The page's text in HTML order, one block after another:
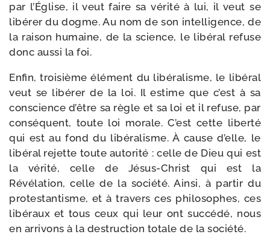
par l’Église, il veut faire sa véri­té à lui, il veut se
libé­rer du dogme. Au nom de son intel­li­gence, de
la rai­son humaine, de la science, le libé­ral refuse
donc aus­si la foi.
Enfin, troi­sième élé­ment du libé­ra­lisme, le libé­ral
veut se libé­rer de la loi. Il estime que c’est à sa
conscience d’être sa règle et sa loi et il refuse, par
consé­quent, toute loi morale. C’est cette liber­té
qui est au fond du libé­ra­lisme. À cause d’elle, le
libé­ral rejette toute auto­ri­té : celle de Dieu qui est
la véri­té, celle de Jésus-​Christ qui est la
Révélation, celle de la socié­té. Ainsi, à par­tir du
pro­tes­tan­tisme, et à tra­vers ces phi­lo­sophes, ces
libé­raux et tous ceux qui leur ont suc­cé­dé, nous
en arri­vons à la des­truc­tion totale de la société.